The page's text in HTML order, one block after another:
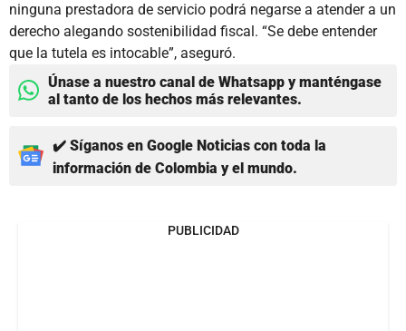
ninguna prestadora de servicio podrá negarse a atender a un
derecho alegando sostenibilidad fiscal. “Se debe entender
que la tutela es intocable”, aseguró.
Únase a nuestro canal de Whatsapp y manténgase
al tanto de los hechos más relevantes.
✔️ Síganos en Google Noticias con toda la
información de Colombia y el mundo.
PUBLICIDAD